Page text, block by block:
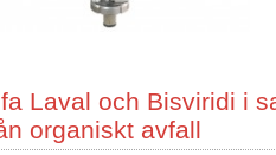
Laval och Bisviridi i
organiskt avfall